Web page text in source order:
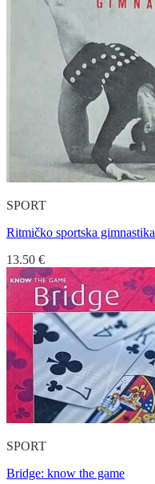
SPORT
Ritmičko sportska gimnastika
13.50 €
SPORT
Bridge: know the game